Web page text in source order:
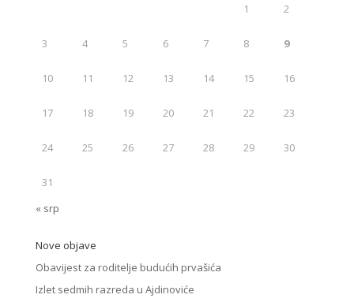
1 2
3 4 5 6 7 8 9
10 11 12 13 14 15 16
17 18 19 20 21 22 23
24 25 26 27 28 29 30
31
« srp
Nove objave
Obavijest za roditelje budućih prvašića
Izlet sedmih razreda u Ajdinoviće